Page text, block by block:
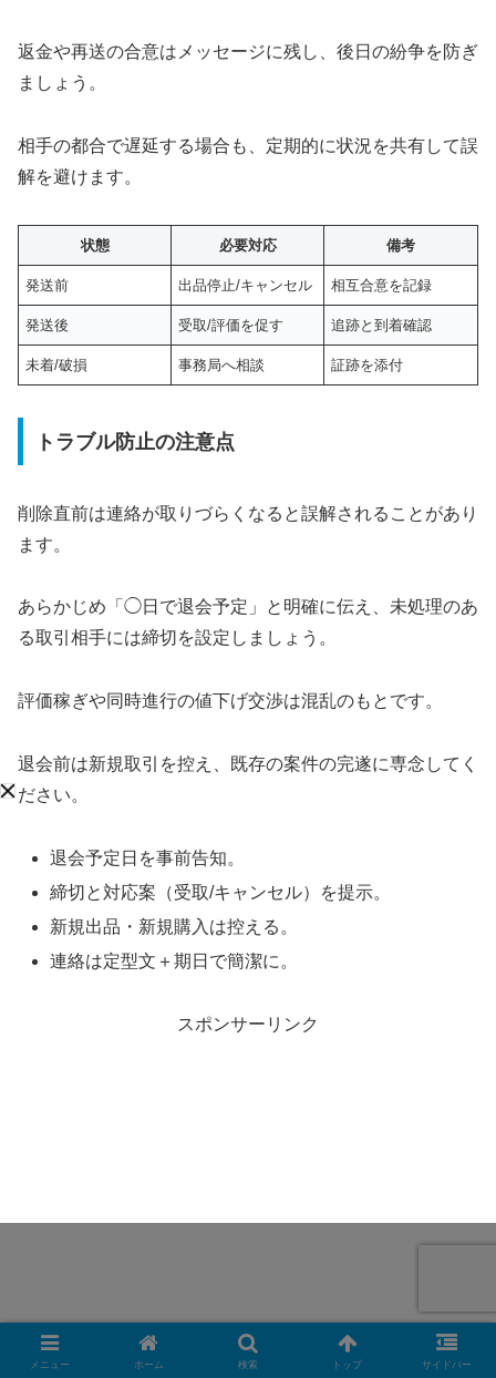
返金や再送の合意はメッセージに残し、後日の紛争を防ぎ
ましょう。
相手の都合で遅延する場合も、定期的に状況を共有して誤
解を避けます。
状態 必要対応 備考
発送前 出品停止/キャンセル 相互合意を記録
発送後 受取/評価を促す 追跡と到着確認
未着/破損 事務局へ相談 証跡を添付
トラブル防止の注意点
削除直前は連絡が取りづらくなると誤解されることがあり
ます。
あらかじめ「◯日で退会予定」と明確に伝え、未処理のあ
る取引相手には締切を設定しましょう。
評価稼ぎや同時進行の値下げ交渉は混乱のもとです。
退会前は新規取引を控え、既存の案件の完遂に専念してく
ださい。
退会予定日を事前告知。
締切と対応案（受取/キャンセル）を提示。
新規出品・新規購入は控える。
連絡は定型文＋期日で簡潔に。
スポンサーリンク
メニュー ホーム 検索 トップ サイドバー